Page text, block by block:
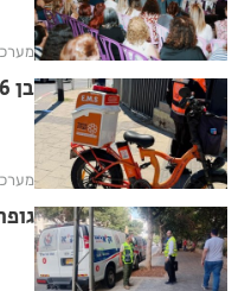
בן 6 נפצע בתאונת דרכים בבת ים